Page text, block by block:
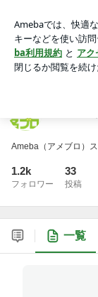
アプリをダウン
ょう。
Ameba（アメブロ）
1.2k
フォロワー
33
投稿
一覧